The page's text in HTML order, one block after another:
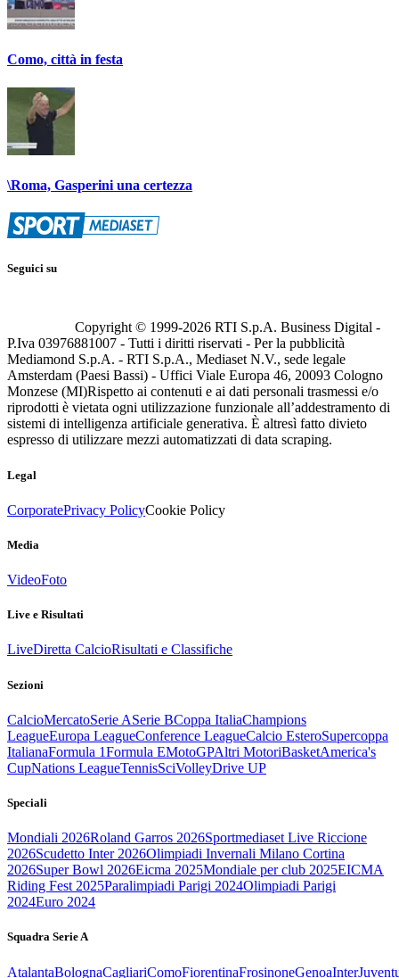
Como, città in festa
\Roma, Gasperini una certezza
Seguici su
Copyright © 1999-2026 RTI S.p.A. Business Digital -
P.Iva 03976881007 - Tutti i diritti riservati - Per la pubblicità
Mediamond S.p.A. - RTI S.p.A., Mediaset N.V., sede legale
Amsterdam (Paesi Bassi) - Uffici Viale Europa 46, 20093 Cologno
Monzese (MI)Rispetto ai contenuti e ai dati personali trasmessi e/o
riprodotti è vietata ogni utilizzazione funzionale all’addestramento di
sistemi di intelligenza artificiale generativa. È altresì fatto divieto
espresso di utilizzare mezzi automatizzati di data scraping.
Legal
CorporatePrivacy PolicyCookie Policy
Media
VideoFoto
Live e Risultati
LiveDiretta CalcioRisultati e Classifiche
Sezioni
CalcioMercatoSerie ASerie BCoppa ItaliaChampions
LeagueEuropa LeagueConference LeagueCalcio EsteroSupercoppa
ItalianaFormula 1Formula EMotoGPAltri MotoriBasketAmerica's
CupNations LeagueTennisSciVolleyDrive UP
Speciali
Mondiali 2026Roland Garros 2026Sportmediaset Live Riccione
2026Scudetto Inter 2026Olimpiadi Invernali Milano Cortina
2026Super Bowl 2026Eicma 2025Mondiale per club 2025EICMA
Riding Fest 2025Paralimpiadi Parigi 2024Olimpiadi Parigi
2024Euro 2024
Squadra Serie A
AtalantaBolognaCagliariComoFiorentinaFrosinoneGenoaInter